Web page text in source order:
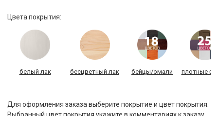
Цвета покрытия:
белый лак бесцветный лак бейцы/эмали плотные
Для оформления заказа выберите покрытие и цвет покрытия.